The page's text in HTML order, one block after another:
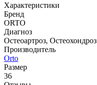
Характеристики
Бренд
ORTO
Диагноз
Остеоартроз, Остеохондроз
Производитель
Orto
Размер
36